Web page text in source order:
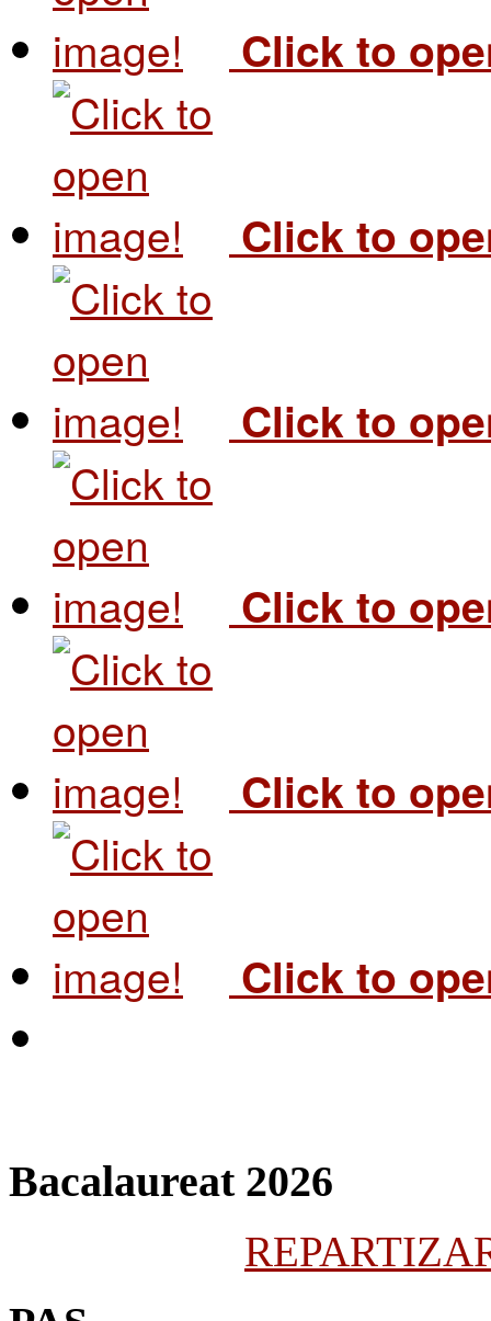
Click to
Click to
Click to
Click to
Click to
Click to
Bacalaureat 2026